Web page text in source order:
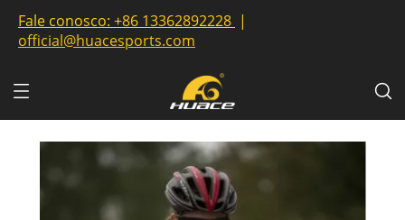
Fale conosco: +86 13362892228 |
official@huacesports.com